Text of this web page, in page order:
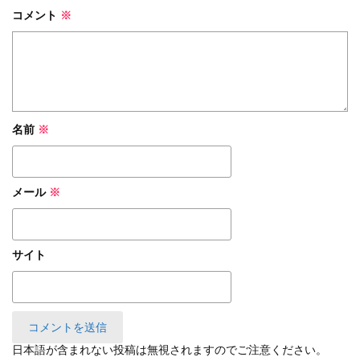
コメント ※
名前 ※
メール ※
サイト
日本語が含まれない投稿は無視されますのでご注意ください。